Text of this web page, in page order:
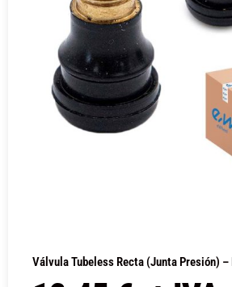
Válvula Tubeless Recta (junta Presión) –